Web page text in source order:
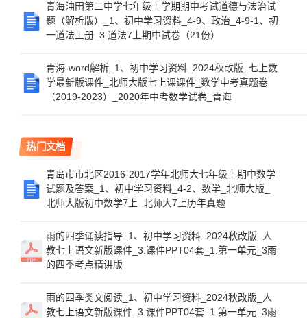
青海油田第二中学七年级上学期期中考试道德与法治试
题（解析版）_1、初中学习资料_4-9、政治_4-9-1、初
一道法上册_3.道法7上期中试卷（21份）
青海-word解析_1、初中学习资料_2024秋改版_七上数
学最新版课件_北师大版七上课课件_数学中考真题卷
（2019-2023）_2020年中考数学试卷_青海
热门文档
青岛市市北区2016-2017学年北师大七年级上期中数学
试题及答案_1、初中学习资料_4-2、数学_北师大版_
北师大版初中数学7上_北师大7上历年真题
雨的四季诵读指导_1、初中学习资料_2024秋改版_人
教七上语文新版课件_3.课件PPT04套_1.第一单元_3雨
的四季考点精讲版
雨的四季类文阅读_1、初中学习资料_2024秋改版_人
教七上语文新版课件_3.课件PPT04套_1.第一单元_3雨